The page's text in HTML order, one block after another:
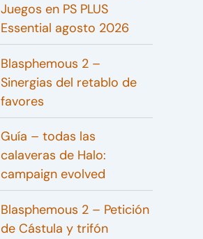
Juegos en PS PLUS
Essential agosto 2026
Blasphemous 2 –
Sinergias del retablo de
favores
Guía – todas las
calaveras de Halo:
campaign evolved
Blasphemous 2 – Petición
de Cástula y trifón